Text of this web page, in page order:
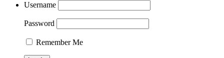
Username
Password
Remember Me